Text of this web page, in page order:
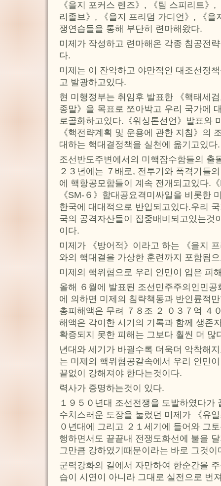
《을지 포커스 렌즈》, 《팀 스피리트》
리졸브》, 《을지 프리덤 가디언》, 《을
쟁연습들을 통해 부단히 련마해왔다.
미제가 작성하고 련마해온 각종 침공전
다.
미제는 이 잔악하고 야만적인 대조선정
고 발광하고있다.
현 미행정부는 취임후 발표한 《핵태세
종말》을 목표로 쪼아박고 우리 국가에
로골화하고있다.《워싱톤선언》발표와
《핵전략계획 및 운용에 관한 지침》의
대하는 핵대결정책을 실천에 옮기고있다.
조선반도주변에서의 미핵잠수함들의 출
２３년에는 ７배로, 전투기와 폭격기들
에 핵항공모함들이 계속 전개되고있다.
《SM-６》함대공요격미싸일을 비롯한
한국에 대대적으로 반입되고있다.우리
국의 공격자산들이 집중배비되고있는것
이다.
미제가 《방어적》이라고 하는 《을지
와의 핵대결을 가상한 훈련까지 포함됨
미제의 핵위협으로 우리 인민이 입은 피
올해 ６월에 발표된 조선민주주의인민
에 의하면 미제의 침략책동과 반인륜적
총피해액은 무려 ７８조 ２ ０３７억 ４
해액은 각이한 시기의 기록과 함께 생존
확증되지 못한 피해는 그보다 훨씬 더 많
년대와 세기가 바뀔수록 더욱더 악착해
는 미제의 핵위협공갈속에서 우리 인민
끝없이 강해져야 한다는것이다.
력사가 증명하는것이 있다.
１９５０년대 조선전쟁을 도발하였다가
수치스러운 도장을 눌렀던 미제가 《유
０년대에 그리고 ２１세기에 들어와 그
행하면서도 끝끝내 전쟁도화선에 불을
그만큼 강하였기때문이라는 바로 그것이
군력강화의 길에서 자만하여 한순간을
습이 시연이 아니라 그대로 실전으로 번